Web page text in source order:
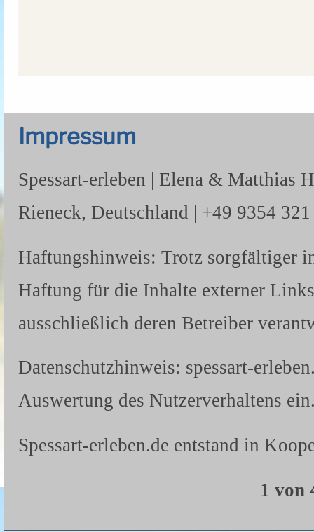
Impressum
Spessart-erleben | Elena & Matthias
Rieneck, Deutschland | +49 9354
Haftungshinweis: Trotz sorgfältiger
Haftung für die Inhalte externer
ausschließlich deren Betreiber
Datenschutzhinweis: spessart-
Auswertung des Nutzerverhaltens
Spessart-erleben.de entstand in
1 von